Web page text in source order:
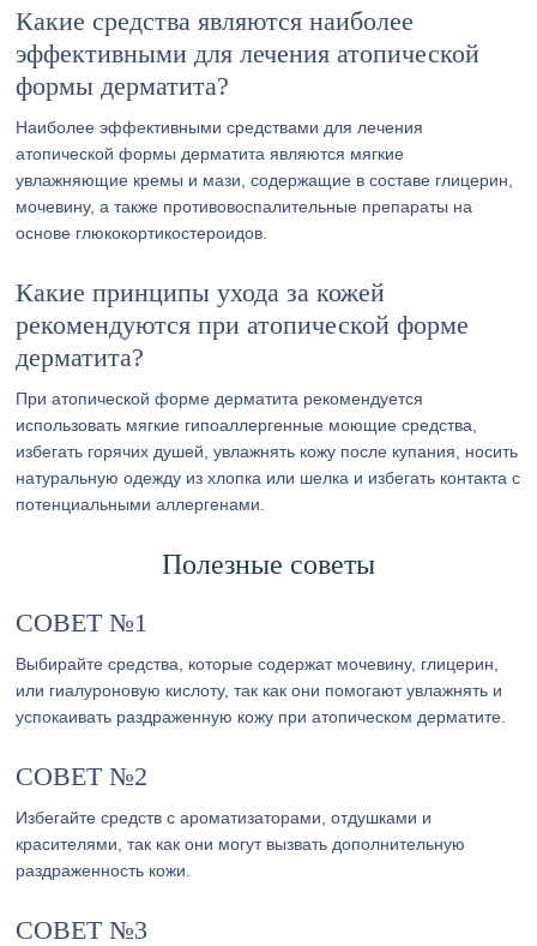
Какие средства являются наиболее
эффективными для лечения атопической
формы дерматита?
Наиболее эффективными средствами для лечения
атопической формы дерматита являются мягкие
увлажняющие кремы и мази, содержащие в составе глицерин,
мочевину, а также противовоспалительные препараты на
основе глюкокортикостероидов.
Какие принципы ухода за кожей
рекомендуются при атопической форме
дерматита?
При атопической форме дерматита рекомендуется
использовать мягкие гипоаллергенные моющие средства,
избегать горячих душей, увлажнять кожу после купания, носить
натуральную одежду из хлопка или шелка и избегать контакта с
потенциальными аллергенами.
Полезные советы
СОВЕТ №1
Выбирайте средства, которые содержат мочевину, глицерин,
или гиалуроновую кислоту, так как они помогают увлажнять и
успокаивать раздраженную кожу при атопическом дерматите.
СОВЕТ №2
Избегайте средств с ароматизаторами, отдушками и
красителями, так как они могут вызвать дополнительную
раздраженность кожи.
СОВЕТ №3